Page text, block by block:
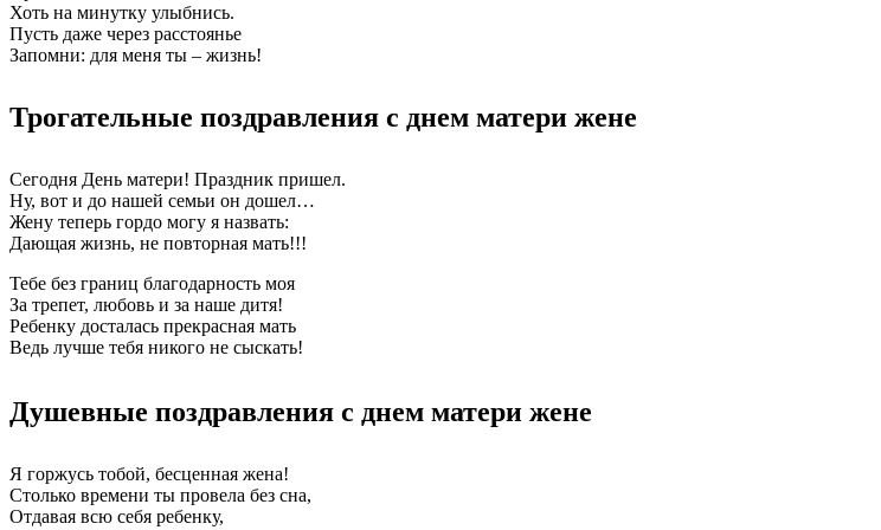
Хоть на минутку улыбнись.
Пусть даже через расстоянье
Запомни: для меня ты – жизнь!
Трогательные поздравления с днем матери жене
Сегодня День матери! Праздник пришел.
Ну, вот и до нашей семьи он дошел…
Жену теперь гордо могу я назвать:
Дающая жизнь, не повторная мать!!!
Тебе без границ благодарность моя
За трепет, любовь и за наше дитя!
Ребенку досталась прекрасная мать
Ведь лучше тебя никого не сыскать!
Душевные поздравления с днем матери жене
Я горжусь тобой, бесценная жена!
Столько времени ты провела без сна,
Отдавая всю себя ребенку,